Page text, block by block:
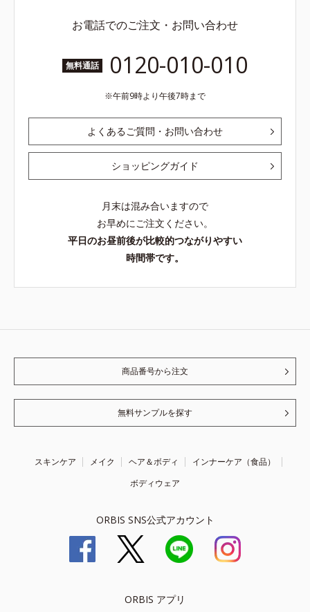
お電話でのご注文・お問い合わせ
無料通話 0120-010-010
午前9時より午後7時まで
よくあるご質問・お問い合わせ
ショッピングガイド
月末は混み合いますので
お早めにご注文ください。
平日のお昼前後が比較的つながりやすい
時間帯です。
商品番号から注文
無料サンプルを探す
スキンケア メイク ヘア＆ボディ
インナーケア（食品）
ボディウェア
ORBIS SNS公式アカウント
ORBIS アプリ